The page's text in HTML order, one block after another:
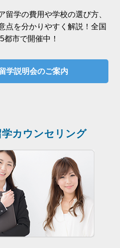
留学の費用や学校の選び方、
点を分かりやすく解説！全国
5都市で開催中！
学説明会のご案内
学カウンセリング